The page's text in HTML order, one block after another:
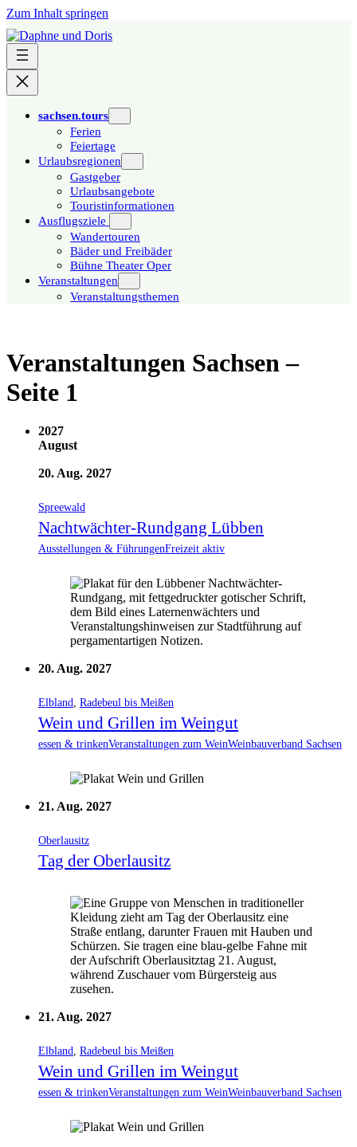
Zum Inhalt springen
sachsen.tours
Ferien
Feiertage
Urlaubsregionen
Gastgeber
Urlaubsangebote
Touristinformationen
Ausflugsziele
Wandertouren
Bäder und Freibäder
Bühne Theater Oper
Veranstaltungen
Veranstaltungsthemen
Veranstaltungen Sachsen –
Seite 1
2027
August
20. Aug. 2027
Spreewald
Nachtwächter-Rundgang Lübben
Ausstellungen & FührungenFreizeit aktiv
20. Aug. 2027
Elbland, Radebeul bis Meißen
Wein und Grillen im Weingut
essen & trinkenVeranstaltungen zum WeinWeinbauverband Sachsen
21. Aug. 2027
Oberlausitz
Tag der Oberlausitz
21. Aug. 2027
Elbland, Radebeul bis Meißen
Wein und Grillen im Weingut
essen & trinkenVeranstaltungen zum WeinWeinbauverband Sachsen